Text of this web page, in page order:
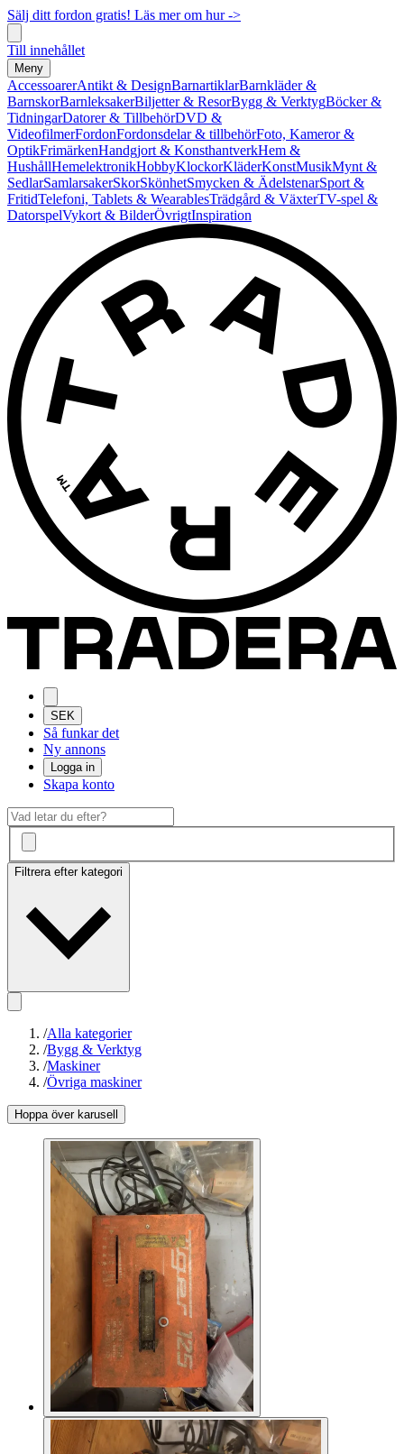
Sälj ditt fordon gratis! Läs mer om hur ->
Till innehållet
Meny
AccessoarerAntikt & DesignBarnartiklarBarnkläder &
BarnskorBarnleksakerBiljetter & ResorBygg & VerktygBöcker &
TidningarDatorer & TillbehörDVD &
VideofilmerFordonFordonsdelar & tillbehörFoto, Kameror &
OptikFrimärkenHandgjort & KonsthantverkHem &
HushållHemelektronikHobbyKlockorKläderKonstMusikMynt &
SedlarSamlarsakerSkorSkönhetSmycken & ÄdelstenarSport &
FritidTelefoni, Tablets & WearablesTrädgård & VäxterTV-spel &
DatorspelVykort & BilderÖvrigtInspiration
SEK
Så funkar det
Ny annons
Logga in
Skapa konto
Filtrera efter kategori
/Alla kategorier
/Bygg & Verktyg
/Maskiner
/Övriga maskiner
Hoppa över karusell